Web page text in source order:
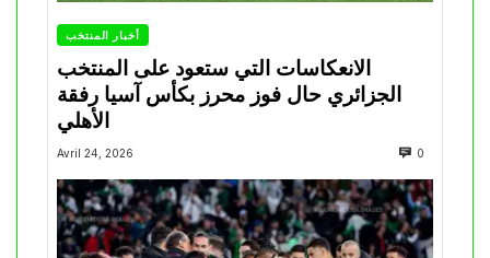
أخبار المنتخب
الانعكاسات التي ستعود على المنتخب
الجزائري حال فوز محرز بكأس آسيا رفقة
الأهلي
Avril 24, 2026 0